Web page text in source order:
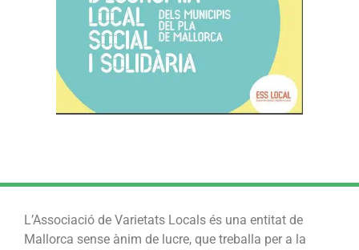
L’Associació de Varietats Locals és una entitat de
Mallorca sense ànim de lucre, que treballa per a la